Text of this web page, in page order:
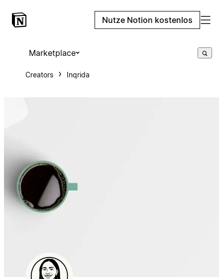
Nutze Notion kostenlos
Marketplace
Creators Inqrida